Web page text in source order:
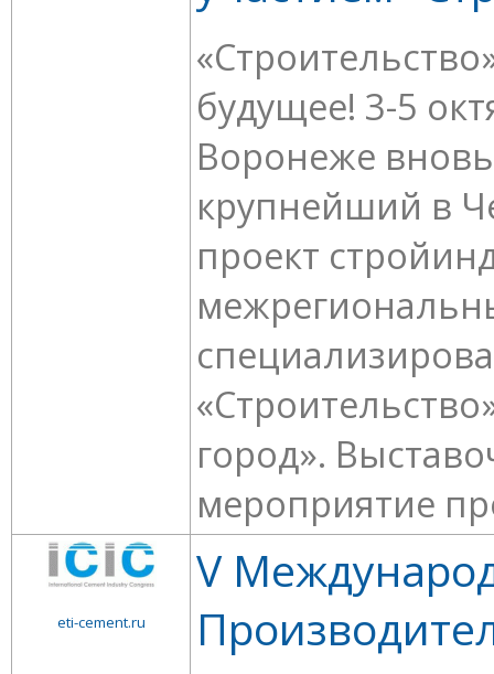
будущее! 3-5
Воронеже
крупнейший в
проект
город».
мероприятие
eti-cement.ru
V